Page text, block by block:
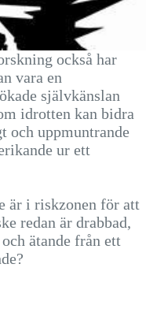
också har
vara en
självkänslan
idrotten kan bidra
och uppmuntrande
ur ett
är i riskzonen för att
redan är drabbad,
ätande från ett